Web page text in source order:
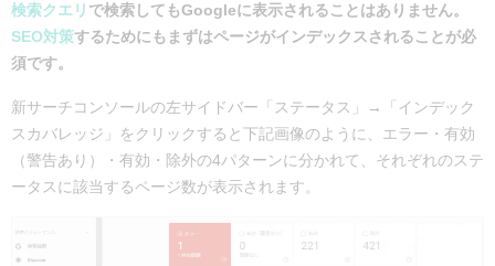
検索クエリ で検索してもGoogleに表示されることはありません。
SEO対策するためにもまずはページがインデックスされることが必
須です。
新サーチコンソールの左サイドバー「ステータス」→「インデック
スカバレッジ」をクリックすると下記画像のように、
エラー・有効
（警告あり）・有効・除外の4パターンに分かれて、それぞれのステ
ータスに該当するページ数が表示されます。